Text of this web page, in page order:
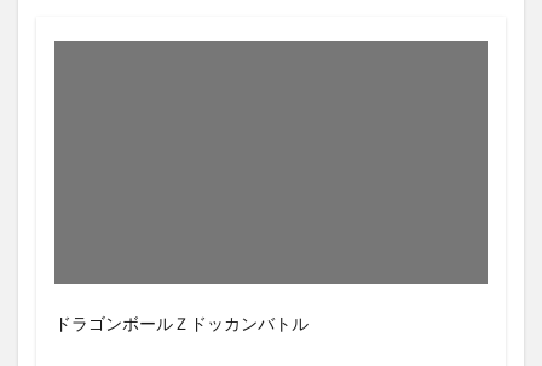
ドラゴンボールＺドッカンバトル